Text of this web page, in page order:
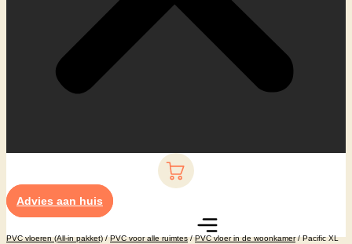
Advies aan huis
PVC vloeren (All-in pakket)/PVC voor alle ruimtes/PVC vloer in de woonkamer/ Pacific XL